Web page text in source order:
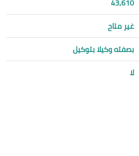
43,610
غير متاح
بصفته وكيلا بتوكيل
لا